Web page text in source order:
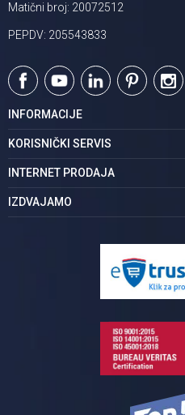
Matični broj: 20072512
PEPDV: 205543833
INFORMACIJE
O nama
Podaci o trgovcu
Karijera | postani deo tima
KORISNIČKI SERVIS
Uslovi korišćenja
Politika privatnosti
INTERNET PRODAJA
Kako kupiti
IZDVAJAMO
Pločice za kupatilo